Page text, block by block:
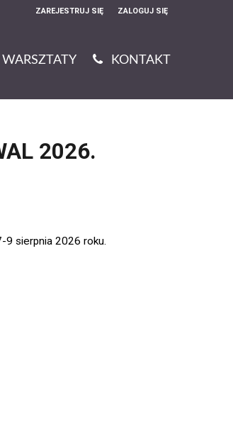
ZAREJESTRUJ SIĘ ZALOGUJ SIĘ
0,00
WARSZTATY KONTAKT
2026.
9 sierpnia 2026 roku.